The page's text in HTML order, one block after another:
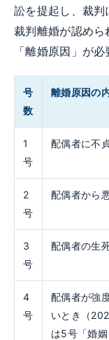
訟を提起し、裁判
裁判離婚が認め
「離婚原因」が必
号
数
離婚原因の
1
号
配偶者に不
2
号
配偶者から
3
号
配偶者の生
4
号
配偶者が強
いとき（
は5号「婚姻